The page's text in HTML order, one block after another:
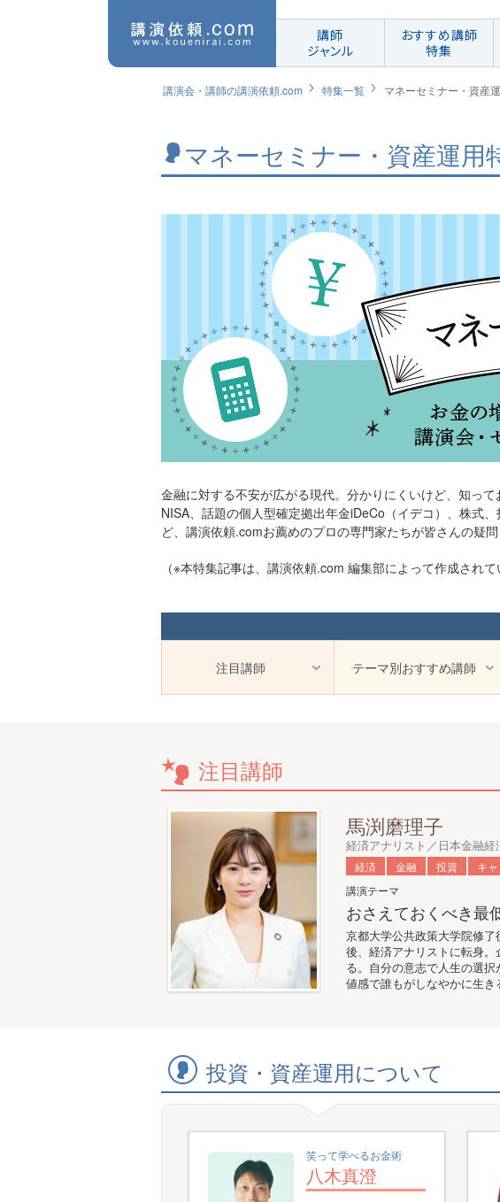
講師
ジャンル
おすすめ講師
特集
講演会・講師の講演依頼.com 特集一覧 マネーセミナー・資産
マネーセミナー・資産運用
金融に対する不安が広がる現代。分かりにくいけど、知っ
NISA、話題の個人型確定拠出年金iDeCo（イデコ）、株式
ど、講演依頼.comお薦めのプロの専門家たちが皆さんの疑問
（※本特集記事は、講演依頼.com 編集部によって作成されて
注目講師 テーマ別おすすめ講師
注目講師
馬渕磨理子
経済アナリスト／日本金融
経済 金融 投資
キ
講演テーマ
おさえておくべき最
京都大学公共政策大学院修
後、経済アナリストに転身
る。自分の意志で人生の選
値感で誰もがしなやかに生き
投資・資産運用について
笑って学べるお金術
八木真澄